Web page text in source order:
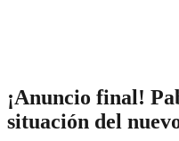
¡Anuncio final!
situación del